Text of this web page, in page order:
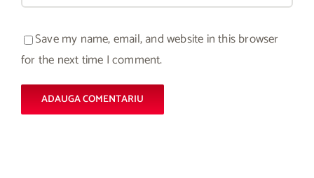
Save my name, email, and website in this browser
for the next time I comment.